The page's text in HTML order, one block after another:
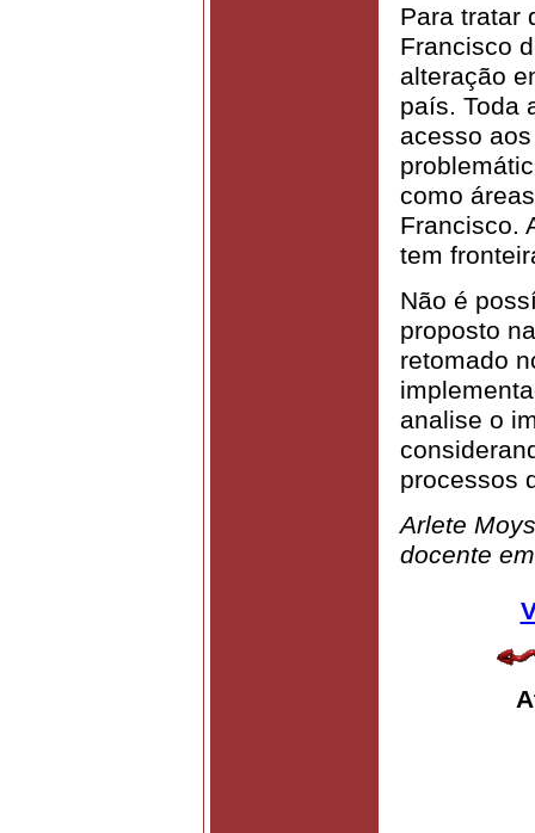
Para tratar
Francisco
alteração
país. Toda
acesso
como
Francisco.
tem
Não é
proposto
retomado
analise o
processos
Arlete
docente